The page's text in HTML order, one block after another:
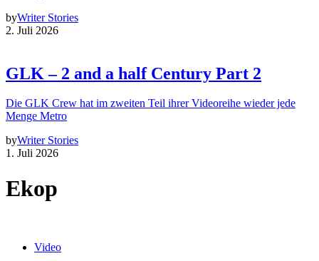
byWriter Stories
2. Juli 2026
GLK – 2 and a half Century Part 2
Die GLK Crew hat im zweiten Teil ihrer Videoreihe wieder jede
Menge Metro
byWriter Stories
1. Juli 2026
Ekop
Video